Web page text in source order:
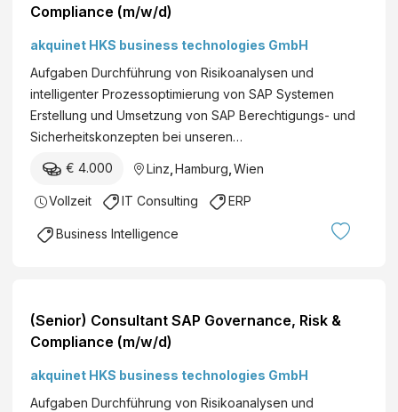
Compliance (m/w/d)
akquinet HKS business technologies GmbH
Aufgaben Durchführung von Risikoanalysen und
intelligenter Prozessoptimierung von SAP Systemen
Erstellung und Umsetzung von SAP Berechtigungs- und
Sicherheitskonzepten bei unseren…
€ 4.000 Linz Hamburg Wien
Vollzeit IT Consulting ERP
Business Intelligence
(Senior) Consultant SAP Governance, Risk &
Compliance (m/w/d)
akquinet HKS business technologies GmbH
Aufgaben Durchführung von Risikoanalysen und